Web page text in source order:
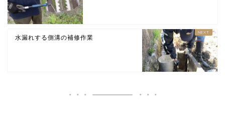
水漏れする側溝の補修作業